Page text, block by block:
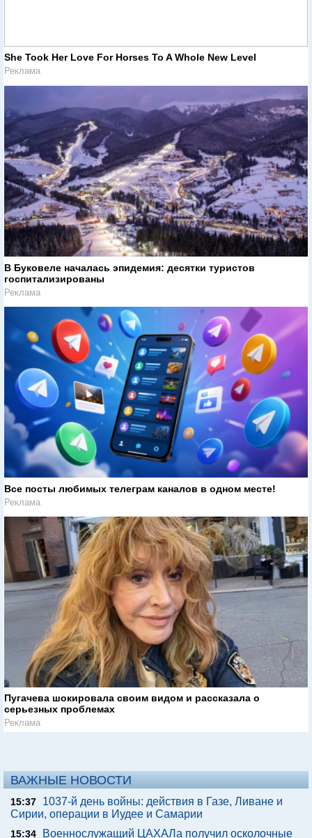
She Took Her Love For Horses To A Whole New Level
Реклама
В Буковеле началась эпидемия: десятки туристов
госпитализированы
Реклама
Все посты любимых телеграм каналов в одном месте!
Реклама
Пугачева шокировала своим видом и рассказала о
серьезных проблемах
Реклама
ВАЖНЫЕ НОВОСТИ
15:37
1037-й день войны: действия в Газе, Ливане и
Сирии, операции в Иудее и Самарии
15:34
Военнослужащий ЦАХАЛа получил осколочные